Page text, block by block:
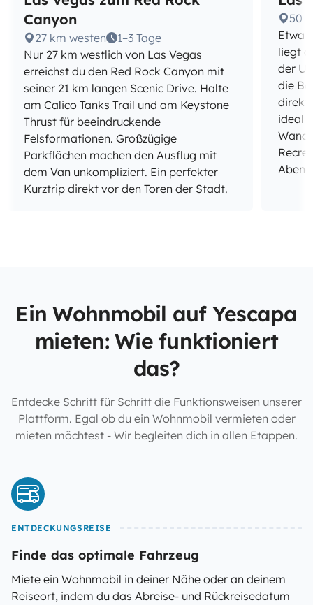
Canyon
27 km westen
1–3 Tage
Nur 27 km westlich von Las Vegas
erreichst du den Red Rock Canyon mit
seiner 21 km langen Scenic Drive. Halte
am Calico Tanks Trail und am Keystone
Thrust für beeindruckende
Felsformationen. Großzügige
Parkflächen machen den Ausflug mit
dem Van unkompliziert. Ein perfekter
Kurztrip direkt vor den Toren der Stadt.
50
Etwa
liegt
der
die
direkt
ideal
Ein Wohnmobil auf Yescapa
mieten: Wie funktioniert
das?
Entdecke Schritt für Schritt die Funktionsweisen unserer
Plattform. Egal ob du ein Wohnmobil vermieten oder
mieten möchtest - Wir begleiten dich in allen Etappen.
ENTDECKUNGSREISE
Finde das optimale Fahrzeug
Miete ein Wohnmobil in deiner Nähe oder an deinem
Reiseort, indem du das Abreise- und Rückreisedatum